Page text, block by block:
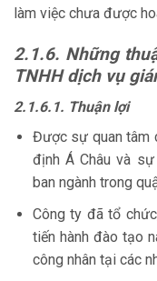
làm việc chưa được
2.1.6. Những
TNHH dịch vụ
2.1.6.1. Thuận lợi
Được sự quan tâm
định Á Châu và
ban ngành trong
Công ty đã tổ
tiến hành đào tạo
công nhân tại các